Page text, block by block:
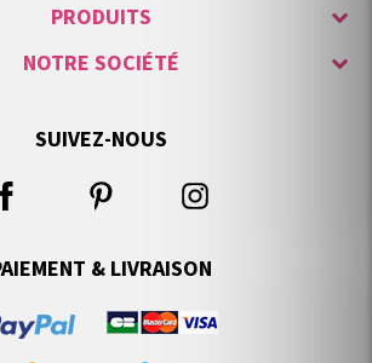
PRODUITS
NOTRE SOCIÉTÉ
SUIVEZ-NOUS
& LIVRAISON